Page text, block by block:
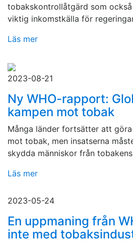
tobakskontrollåtgärd som
viktig inkomstkälla för
Läs mer
2023-08-21
Ny WHO-rapport:
kampen mot tobak
Många länder fortsätter att
mot tobak, men insatserna
skydda människor från
Läs mer
2023-05-24
En uppmaning från
inte med